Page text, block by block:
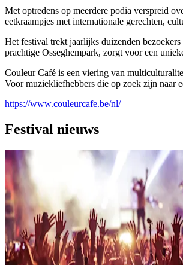
Met optredens op meerdere podia verspreid
eetkraampjes met internationale gerechten,
Het festival trekt jaarlijks duizenden
prachtige Osseghempark, zorgt voor een
Couleur Café is een viering van
Voor muziekliefhebbers die op zoek zijn naar
https://www.couleurcafe.be/nl/
Festival nieuws